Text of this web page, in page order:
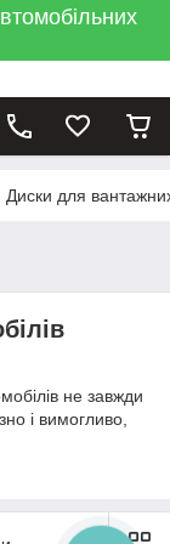
Диски для
не завжди
і вимогливо,
Якщо
готовий. Ми
від